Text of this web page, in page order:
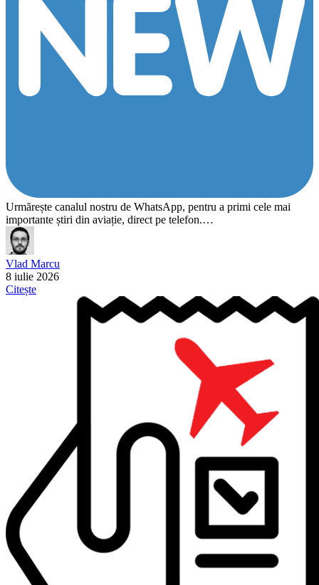
Urmărește canalul nostru de WhatsApp, pentru a primi cele mai
importante știri din aviație, direct pe telefon.…
Vlad Marcu
8 iulie 2026
Citește